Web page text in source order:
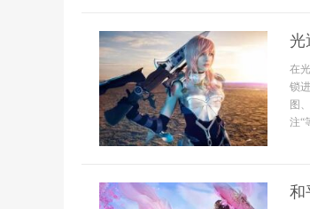
光
在
锁
图
注“
和